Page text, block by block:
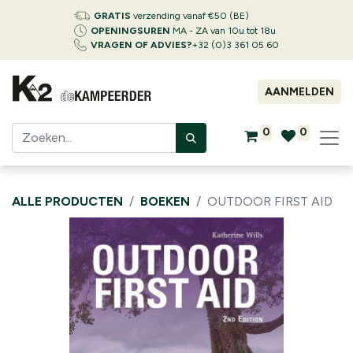
GRATIS verzending vanaf €50 (BE)
OPENINGSUREN MA - ZA van 10u tot 18u
VRAGEN OF ADVIES?+32 (0)3 361 05 60
AANMELDEN
0 0
ALLE PRODUCTEN BOEKEN OUTDOOR FIRST AID